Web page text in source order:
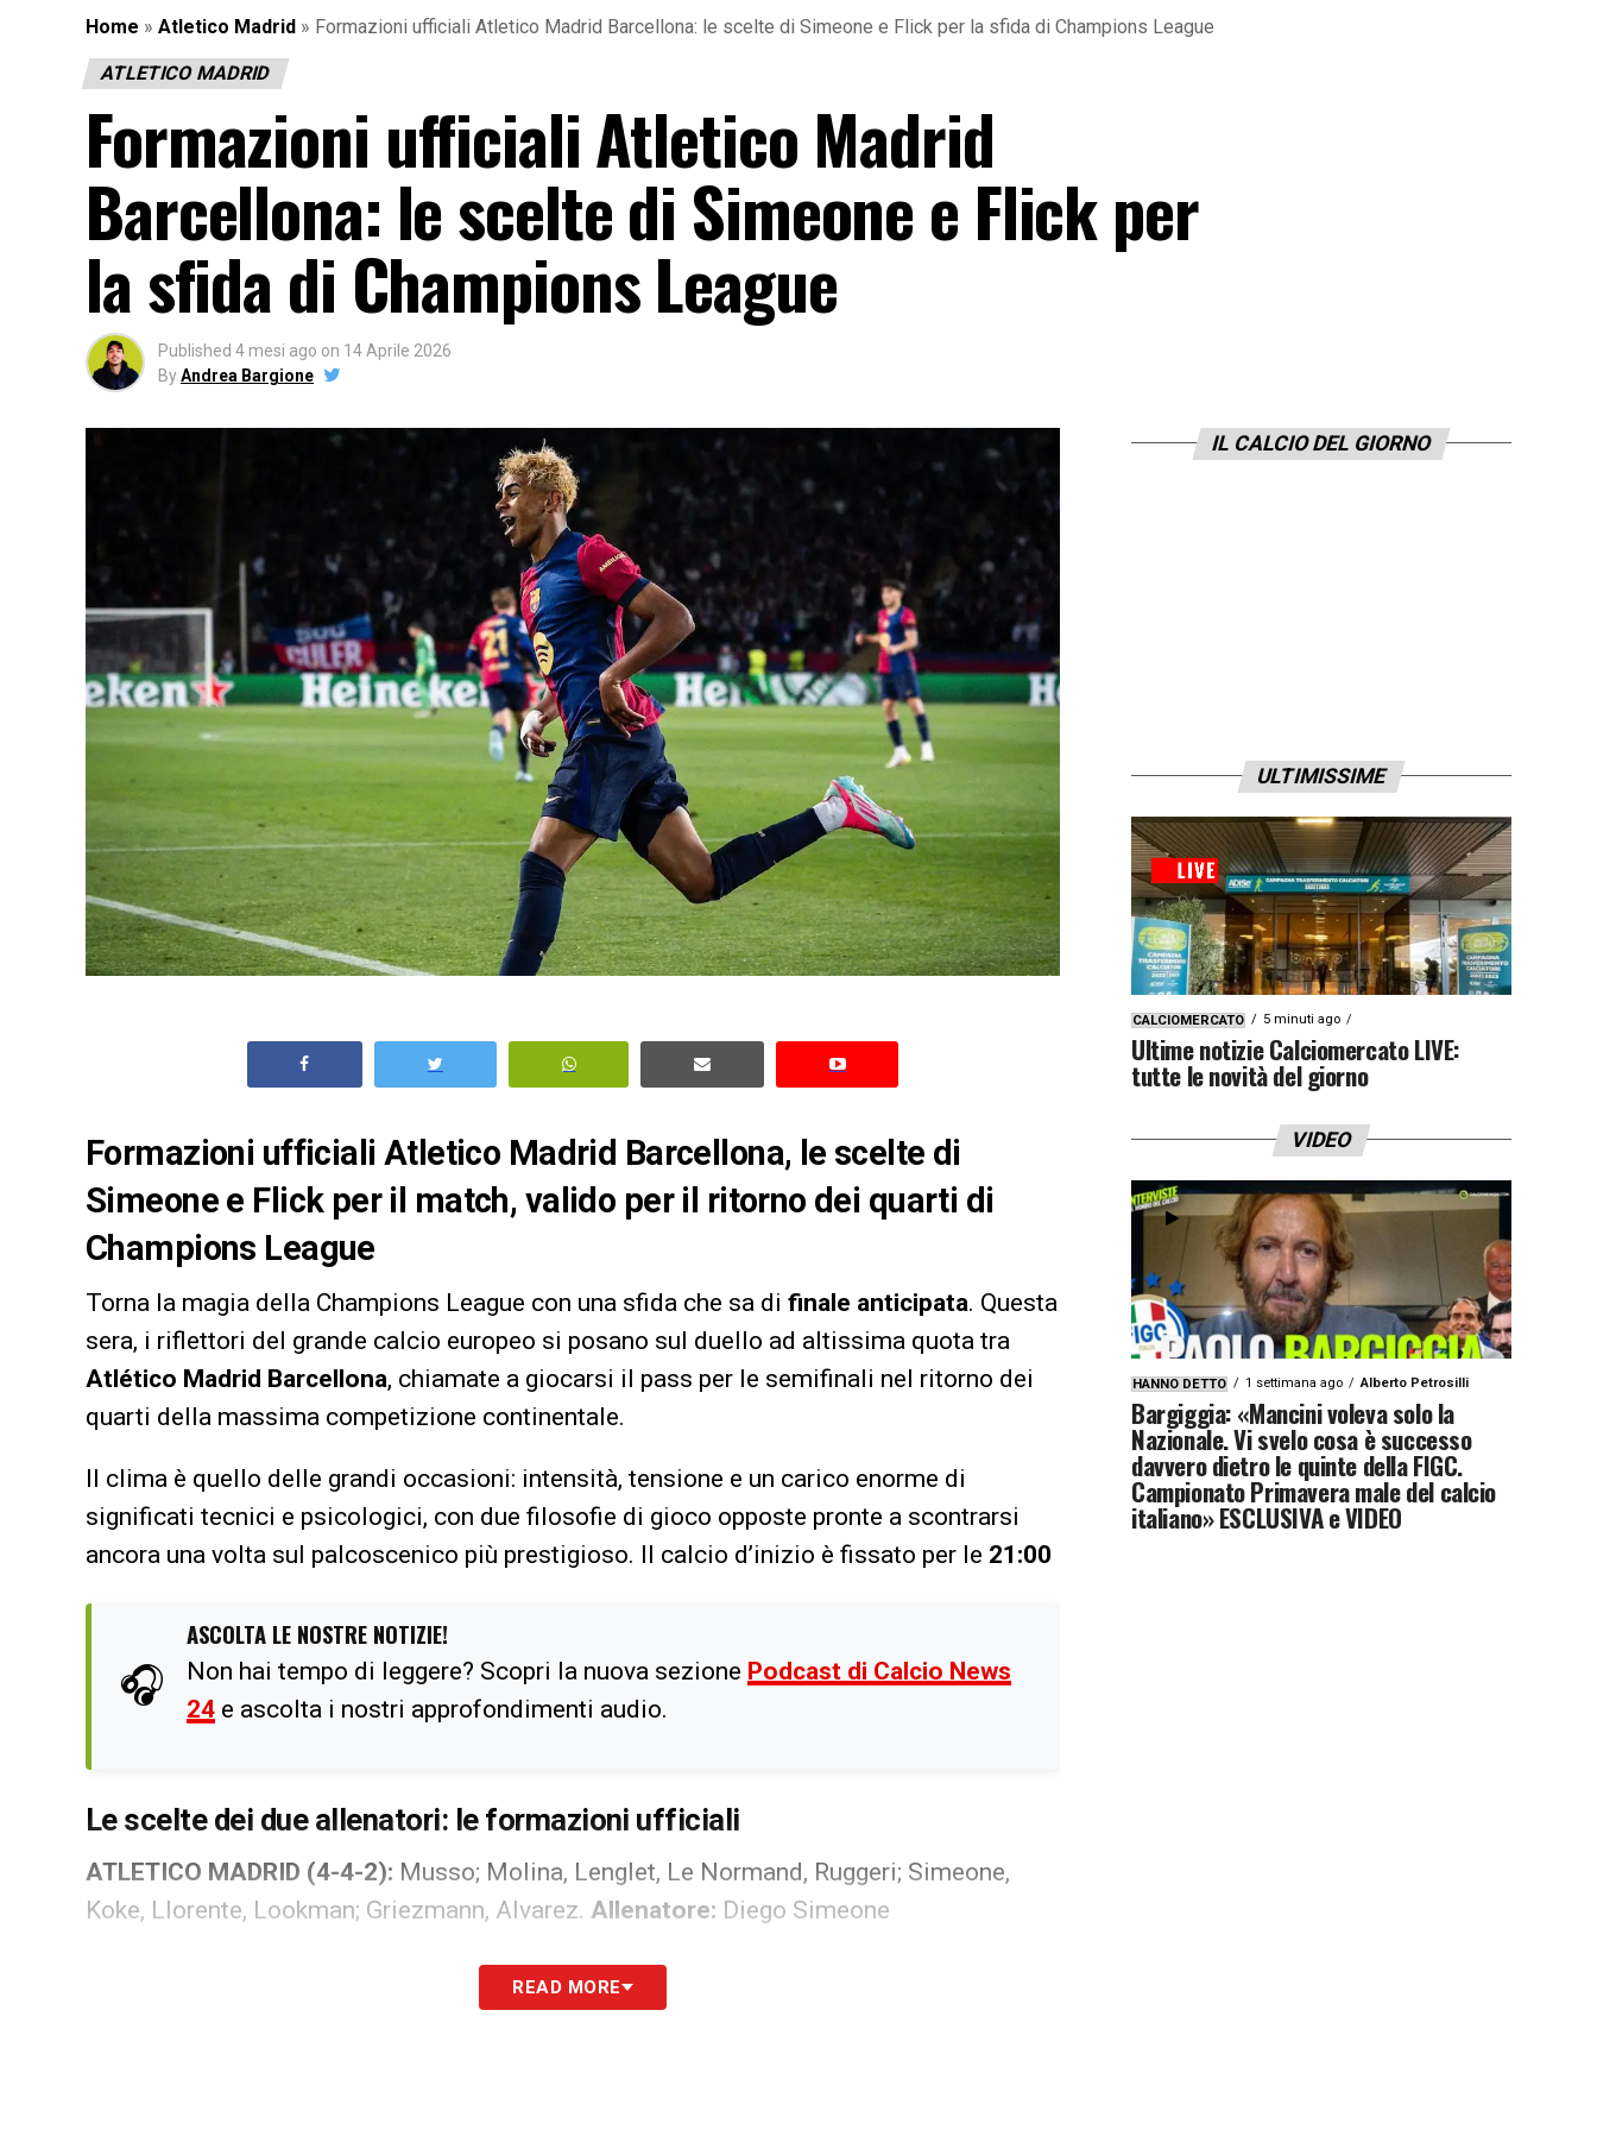
Home » Atletico Madrid » Formazioni ufficiali Atletico Madrid Barcellona: le scelte di Simeone e Flick per la sfida di Champions League
ATLETICO MADRID
Formazioni ufficiali Atletico Madrid
Barcellona: le scelte di Simeone e Flick per
la sfida di Champions League
Published 4 mesi ago on 14 Aprile 2026
ByAndrea Bargione
Formazioni ufficiali Atletico Madrid Barcellona, le scelte di
Simeone e Flick per il match, valido per il ritorno dei quarti di
Champions League
Torna la magia della Champions League con una sfida che sa di finale anticipata. Questa
sera, i riflettori del grande calcio europeo si posano sul duello ad altissima quota tra
Atlético Madrid Barcellona, chiamate a giocarsi il pass per le semifinali nel ritorno dei
quarti della massima competizione continentale.
Il clima è quello delle grandi occasioni: intensità, tensione e un carico enorme di
significati tecnici e psicologici, con due filosofie di gioco opposte pronte a scontrarsi
ancora una volta sul palcoscenico più prestigioso. Il calcio d’inizio è fissato per le 21:00
🎧
ASCOLTA LE NOSTRE NOTIZIE!
Non hai tempo di leggere? Scopri la nuova sezione Podcast di Calcio News
24 e ascolta i nostri approfondimenti audio.
Le scelte dei due allenatori: le formazioni ufficiali
ATLETICO MADRID (4-4-2): Musso; Molina, Lenglet, Le Normand, Ruggeri; Simeone,
Koke, Llorente, Lookman; Griezmann, Alvarez. Allenatore: Diego Simeone
(4-2-3-1): Joan Garcia; Cancelo, Eric Garcia, Martin, Kounde; Pedri, Gavi;
Yamal, Olmo, Fermin Lopez; Ferran Lopez
READ MORE
IL CALCIO DEL GIORNO
ULTIMISSIME
CALCIOMERCATO 5 minuti ago
Ultime notizie Calciomercato LIVE:
tutte le novità del giorno
VIDEO
HANNO DETTO 1 settimana ago Alberto Petrosilli
Bargiggia: «Mancini voleva solo la
Nazionale. Vi svelo cosa è successo
davvero dietro le quinte della FIGC.
Campionato Primavera male del calcio
italiano» ESCLUSIVA e VIDEO